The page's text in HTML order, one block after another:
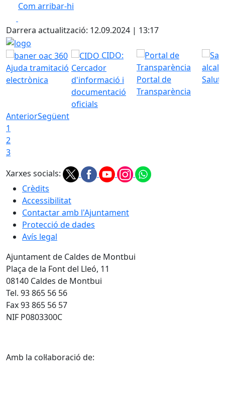
Com arribar-hi
+
−
Darrera actualització: 12.09.2024 | 13:17
logo
Ajuda tramitació
electrònica
CIDO:
Cercador
d'informació i
documentació
oficials
Portal de
Transparència
AnteriorSegüent
1
2
3
Xarxes socials:
Crèdits
Accessibilitat
Contactar amb l'Ajuntament
Protecció de dades
Avís legal
Ajuntament de Caldes de Montbui
Plaça de la Font del Lleó, 11
08140 Caldes de Montbui
Tel. 93 865 56 56
Fax 93 865 56 57
NIF P0803300C
Amb la col·laboració de: